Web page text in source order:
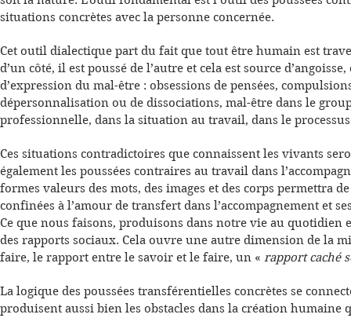
situations concrètes avec la personne concernée.
Cet outil dialectique part du fait que tout être humain est
d’un côté, il est poussé de l’autre et cela est source
d’expression du mal-être : obsessions de pensées,
dépersonnalisation ou de dissociations, mal-être dans le
professionnelle, dans la situation au travail, dans le
Ces situations contradictoires que connaissent les vivants
également les poussées contraires au travail dans
formes valeurs des mots, des images et des corps permettra
confinées à l’amour de transfert dans l’accompagnement et
Ce que nous faisons, produisons dans notre vie au quotidien
des rapports sociaux. Cela ouvre une autre dimension de la
faire, le rapport entre le savoir et le faire, un « rapport caché
La logique des poussées transférentielles concrètes se
produisent aussi bien les obstacles dans la création humaine